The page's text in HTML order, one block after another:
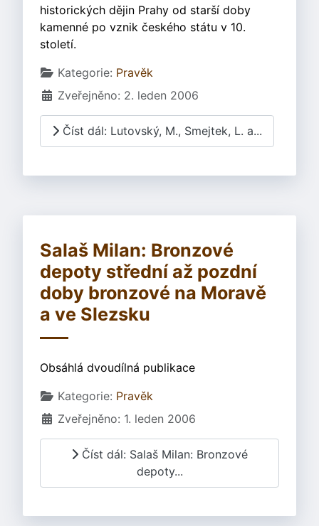
historických dějin Prahy od starší doby
kamenné po vznik českého státu v 10.
století.
Základní údaje
Kategorie: Pravěk
Zveřejněno: 2. leden 2006
Číst dál: Lutovský, M., Smejtek, L. a...
Salaš Milan: Bronzové
depoty střední až pozdní
doby bronzové na Moravě
a ve Slezsku
Obsáhlá dvoudílná publikace
Základní údaje
Kategorie: Pravěk
Zveřejněno: 1. leden 2006
Číst dál: Salaš Milan: Bronzové
depoty...